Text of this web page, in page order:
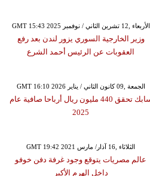
GMT 15:43 2025 الأربعاء ,12 تشرين الثاني / نوفمبر
وزير الخارجية السوري يزور لندن بعد رفع
العقوبات عن الرئيس أحمد الشرع
GMT 16:10 2026 الجمعة ,09 كانون الثاني / يناير
سابك تحقق 440 مليون ريال أرباحا صافية عام
2025
GMT 19:42 2021 الثلاثاء ,16 آذار/ مارس
عالم مصريات يتوقع وجود غرفة دفن خوفو
داخل الهرم الأكبر